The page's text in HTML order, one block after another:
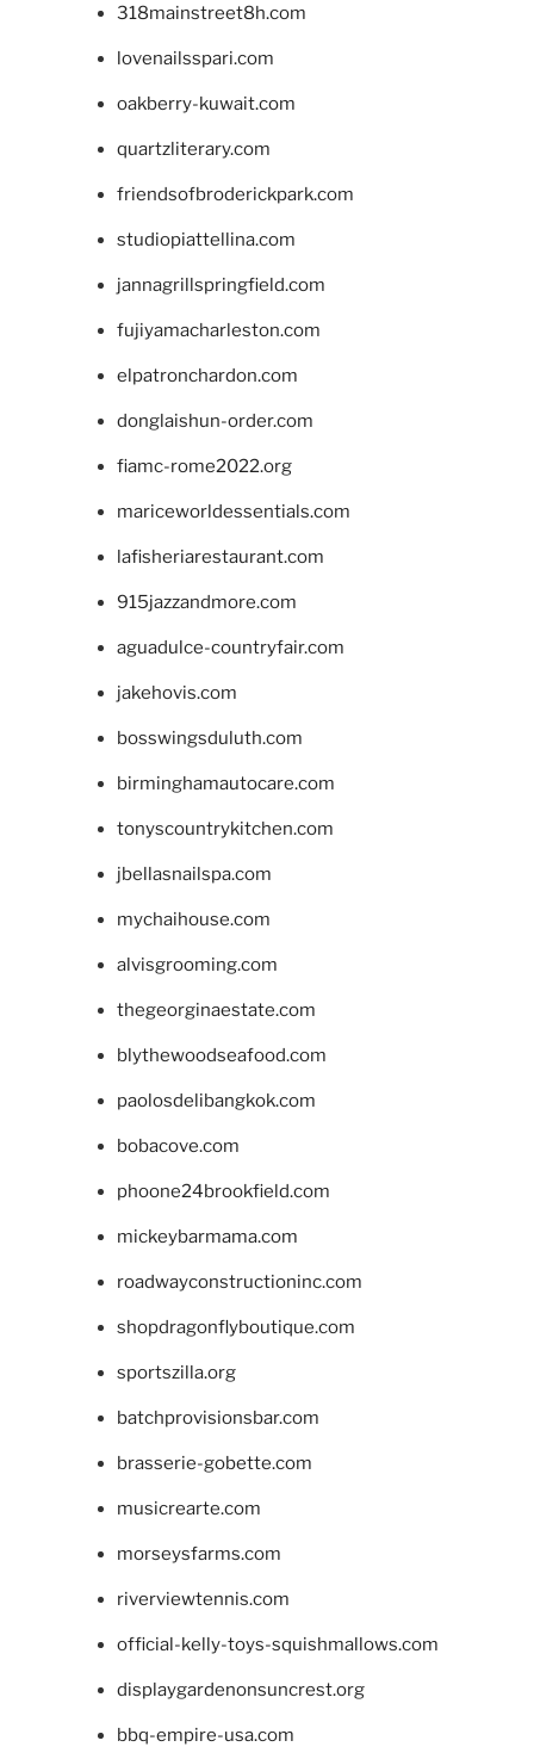
318mainstreet8h.com
lovenailsspari.com
oakberry-kuwait.com
quartzliterary.com
friendsofbroderickpark.com
studiopiattellina.com
jannagrillspringfield.com
fujiyamacharleston.com
elpatronchardon.com
donglaishun-order.com
fiamc-rome2022.org
mariceworldessentials.com
lafisheriarestaurant.com
915jazzandmore.com
aguadulce-countryfair.com
jakehovis.com
bosswingsduluth.com
birminghamautocare.com
tonyscountrykitchen.com
jbellasnailspa.com
mychaihouse.com
alvisgrooming.com
thegeorginaestate.com
blythewoodseafood.com
paolosdelibangkok.com
bobacove.com
phoone24brookfield.com
mickeybarmama.com
roadwayconstructioninc.com
shopdragonflyboutique.com
sportszilla.org
batchprovisionsbar.com
brasserie-gobette.com
musicrearte.com
morseysfarms.com
riverviewtennis.com
official-kelly-toys-squishmallows.com
displaygardenonsuncrest.org
bbq-empire-usa.com